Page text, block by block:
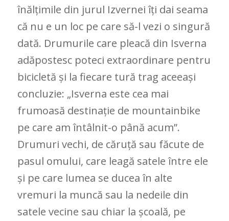
înălțimile din jurul Izvernei îți dai seama
că nu e un loc pe care să-l vezi o singură
dată. Drumurile care pleacă din Isverna
adăpostesc poteci extraordinare pentru
bicicletă și la fiecare tură trag aceeași
concluzie: „Isverna este cea mai
frumoasă destinație de mountainbike
pe care am întâlnit-o până acum”.
Drumuri vechi, de căruță sau făcute de
pasul omului, care leagă satele între ele
și pe care lumea se ducea în alte
vremuri la muncă sau la nedeile din
satele vecine sau chiar la școală, pe